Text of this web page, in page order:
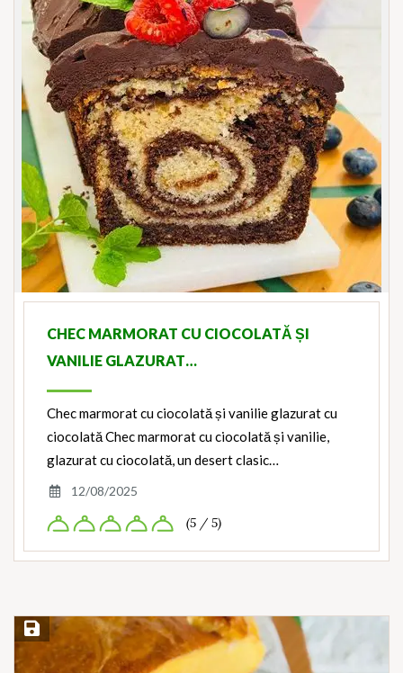
CHEC MARMORAT CU CIOCOLATĂ ȘI
VANILIE GLAZURAT…
Chec marmorat cu ciocolată și vanilie glazurat cu
ciocolată Chec marmorat cu ciocolată și vanilie,
glazurat cu ciocolată, un desert clasic…
12/08/2025
(5 / 5)
Save Recipe